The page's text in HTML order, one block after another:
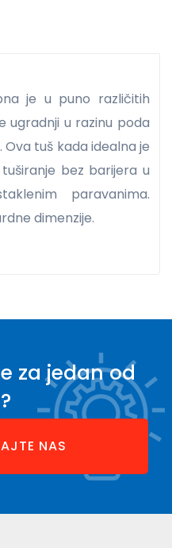
je u puno različitih
ugradnji u razinu poda
tuš kada idealna je
bez barijera u
paravanima.
dimenzije.
za jedan od
NAS